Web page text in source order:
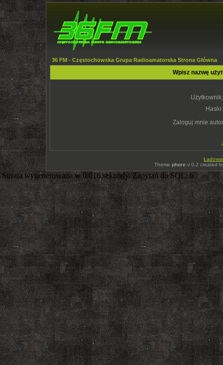
36 FM - Częstochowska Grupa Radioamatorska Strona Główna
Wpisz nazwę
Użytkownik:
Hasło:
Zaloguj mnie
Theme phore v 0.2 created
Strona wygenerowana w 0.016 sekundy. Zapytań do SQL: 6